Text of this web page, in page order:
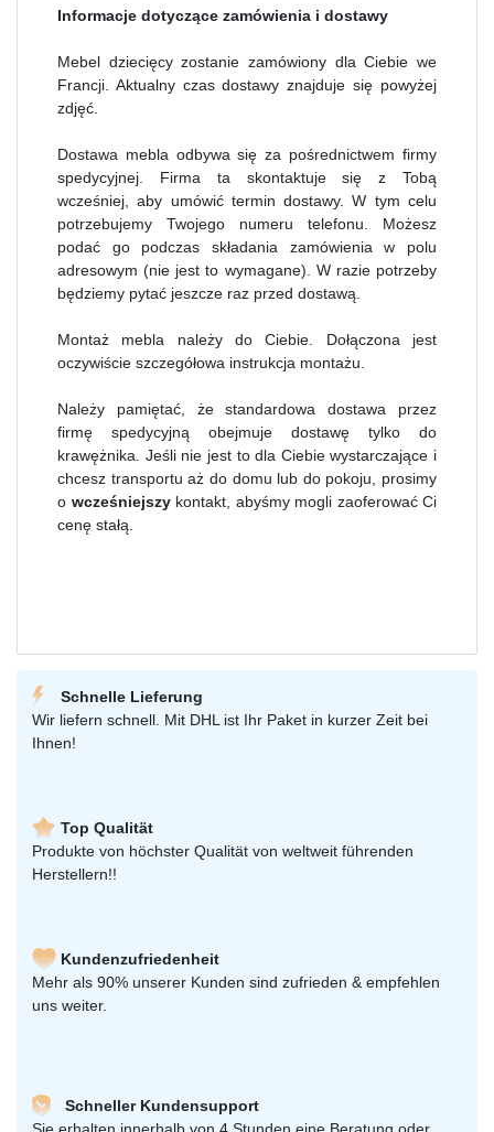
Informacje dotyczące zamówienia i dostawy
Mebel dziecięcy zostanie zamówiony dla Ciebie we
Francji. Aktualny czas dostawy znajduje się powyżej
zdjęć.
Dostawa mebla odbywa się za pośrednictwem firmy
spedycyjnej. Firma ta skontaktuje się z Tobą
wcześniej, aby umówić termin dostawy. W tym celu
potrzebujemy Twojego numeru telefonu. Możesz
podać go podczas składania zamówienia w polu
adresowym (nie jest to wymagane). W razie potrzeby
będziemy pytać jeszcze raz przed dostawą.
Montaż mebla należy do Ciebie. Dołączona jest
oczywiście szczegółowa instrukcja montażu.
Należy pamiętać, że standardowa dostawa przez
firmę spedycyjną obejmuje dostawę tylko do
krawężnika. Jeśli nie jest to dla Ciebie wystarczające i
chcesz transportu aż do domu lub do pokoju, prosimy
o wcześniejszykontakt, abyśmy mogli zaoferować Ci
cenę stałą.
Schnelle Lieferung
Wir liefern schnell. Mit DHL ist Ihr Paket in kurzer Zeit bei
Ihnen!
Top Qualität
Produkte von höchster Qualität von weltweit führenden
Herstellern!!
Kundenzufriedenheit
Mehr als 90% unserer Kunden sind zufrieden & empfehlen
uns weiter.
Schneller Kundensupport